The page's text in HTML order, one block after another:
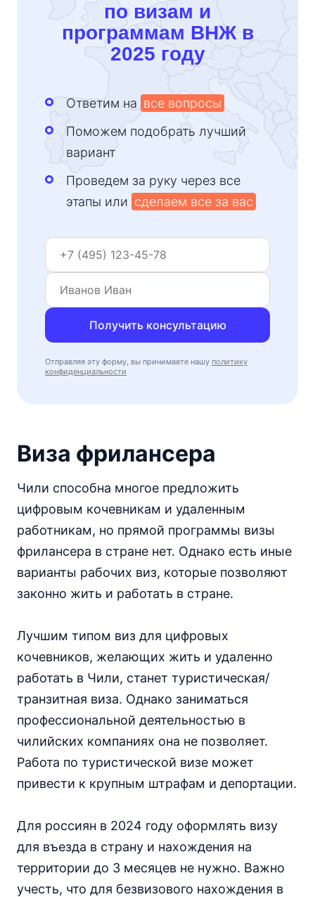
по визам и
программам ВНЖ в
2025 году
Ответим на все вопросы
Поможем подобрать лучший
вариант
Проведем за руку через все
этапы или сделаем все за вас
Получить консультацию
Отправляя эту форму, вы принимаете нашу политику
конфиденциальности
Виза фрилансера
Чили способна многое предложить
цифровым кочевникам и удаленным
работникам, но прямой программы визы
фрилансера в стране нет. Однако есть иные
варианты рабочих виз, которые позволяют
законно жить и работать в стране.
Лучшим типом виз для цифровых
кочевников, желающих жить и удаленно
работать в Чили, станет туристическая/
транзитная виза. Однако заниматься
профессиональной деятельностью в
чилийских компаниях она не позволяет.
Работа по туристической визе может
привести к крупным штрафам и депортации.
Для россиян в 2024 году оформлять визу
для въезда в страну и нахождения на
территории до 3 месяцев не нужно. Важно
учесть, что для безвизового нахождения в